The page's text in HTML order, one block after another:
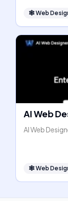
🕸Web
AI Web
AI Web
🕸Web